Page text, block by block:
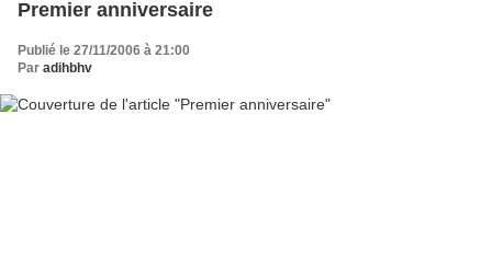
Premier anniversaire
Publié le 27/11/2006 à 21:00
Par adihbhv